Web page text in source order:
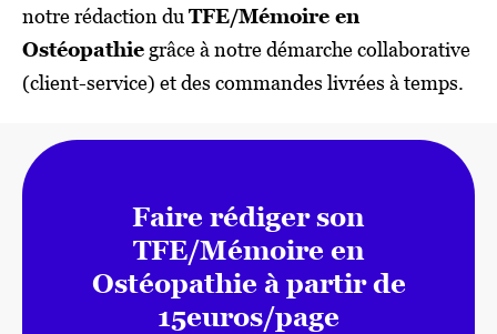
notre rédaction du TFE/Mémoire en
Ostéopathie grâce à notre démarche collaborative
(client-service) et des commandes livrées à temps.
Faire rédiger son
TFE/Mémoire en
Ostéopathie à partir de
15euros/page